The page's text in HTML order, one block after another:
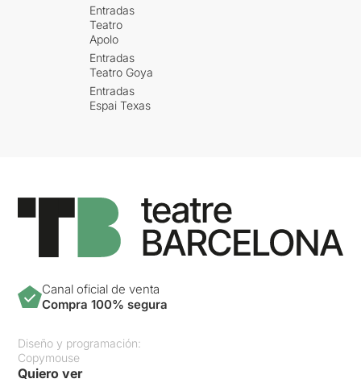
Entradas
Teatro
Apolo
Entradas
Teatro Goya
Entradas
Espai Texas
Canal oficial de venta
Compra 100% segura
Diseño y programación:
Copymouse
Quiero ver